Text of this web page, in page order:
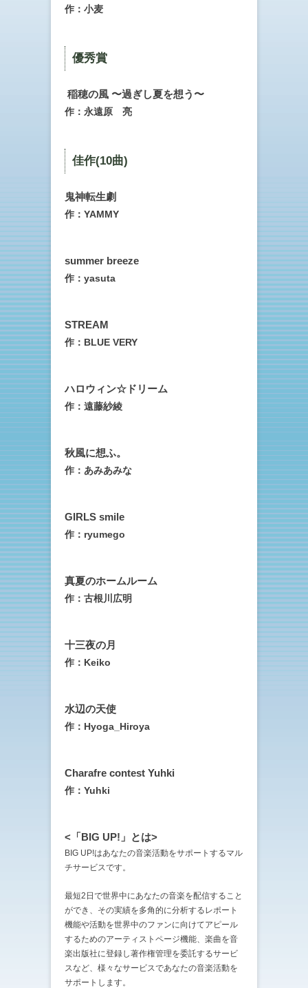
作：小麦
優秀賞
稲穂の風 〜過ぎし夏を想う〜
作：永遠原 亮
佳作(10曲)
鬼神転生劇
作：YAMMY
summer breeze
作：yasuta
STREAM
作：BLUE VERY
ハロウィン☆ドリーム
作：遠藤紗綾
秋風に想ふ。
作：あみあみな
GIRLS smile
作：ryumego
真夏のホームルーム
作：古根川広明
十三夜の月
作：Keiko
水辺の天使
作：Hyoga_Hiroya
Charafre contest Yuhki
作：Yuhki
<「BIG UP!」とは>
BIG UP!はあなたの音楽活動をサポートするマル
チサービスです。
最短2日で世界中にあなたの音楽を配信すること
ができ、その実績を多角的に分析するレポート
機能や活動を世界中のファンに向けてアピール
するためのアーティストページ機能、楽曲を音
楽出版社に登録し著作権管理を委託するサービ
スなど、様々なサービスであなたの音楽活動を
サポートします。